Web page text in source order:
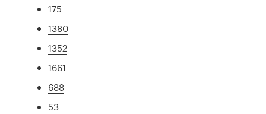
175
1380
1352
1661
688
53